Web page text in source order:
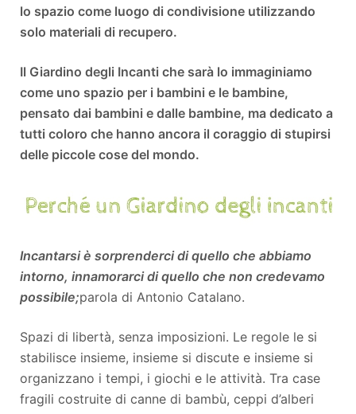
lo spazio come luogo di condivisione utilizzando
solo materiali di recupero.
Il Giardino degli Incanti che sarà lo immaginiamo
come uno spazio per i bambini e le bambine,
pensato dai bambini e dalle bambine, ma dedicato a
tutti coloro che hanno ancora il coraggio di stupirsi
delle piccole cose del mondo.
Incantarsi è sorprenderci di quello che abbiamo
intorno, innamorarci di quello che non credevamo
possibile;parola di Antonio Catalano.
Spazi di libertà, senza imposizioni. Le regole le si
stabilisce insieme, insieme si discute e insieme si
organizzano i tempi, i giochi e le attività. Tra case
fragili costruite di canne di bambù, ceppi d’alberi